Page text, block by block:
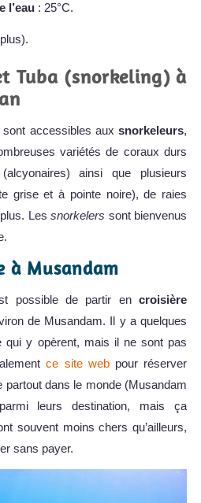
l’eau : 25°C.
Tuba (snorkeling) à
accessibles aux snorkeleurs,
variétés de coraux durs
ainsi que plusieurs
grise et à pointe noire), de raies
Lessnorkelers sont bienvenus
à Musandam
possible de partir en croisière
de Musandam. Il y a quelques
qui y opèrent, mais il ne sont pas
ce site webpour réserver
partout dans le monde (Musandam
leurs destination, mais ça
souvent moins chers qu’ailleurs,
sans payer.